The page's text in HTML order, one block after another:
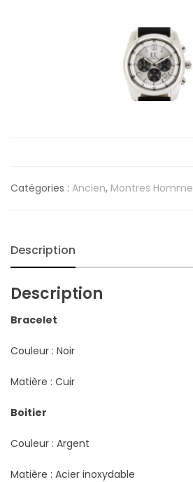
Catégories : Ancien, Montres Homme
Description
Description
Bracelet
Couleur : Noir
Matière : Cuir
Boitier
Couleur : Argent
Matière : Acier inoxydable